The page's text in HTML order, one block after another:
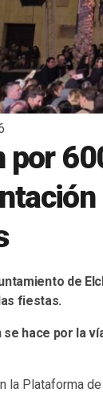
por
de
fiestas.
se hace por la
la Plataforma